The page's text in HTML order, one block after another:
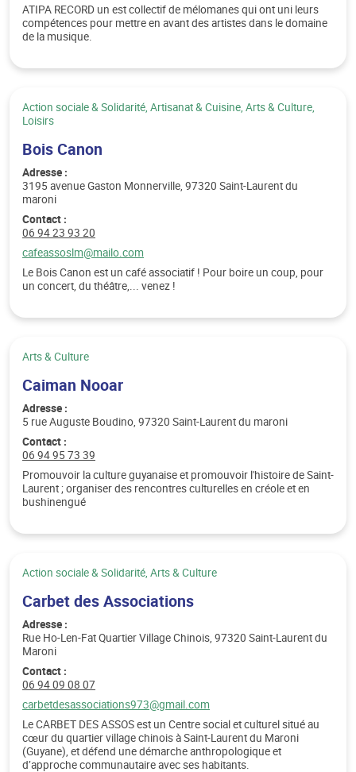
ATIPA RECORD un est collectif de mélomanes qui ont uni leurs
compétences pour mettre en avant des artistes dans le domaine
de la musique.
Catégorie :
Action sociale & Solidarité, Artisanat & Cuisine, Arts & Culture,
Loisirs
Bois Canon
Adresse :
3195 avenue Gaston Monnerville, 97320 Saint-Laurent du
maroni
Contact :
Téléphone :
06 94 23 93 20
Email :
cafeassoslm@mailo.com
Le Bois Canon est un café associatif ! Pour boire un coup, pour
un concert, du théâtre,... venez !
Catégorie :
Arts & Culture
Caiman Nooar
Adresse :
5 rue Auguste Boudino, 97320 Saint-Laurent du maroni
Contact :
Téléphone :
06 94 95 73 39
Promouvoir la culture guyanaise et promouvoir l'histoire de Saint-
Laurent ; organiser des rencontres culturelles en créole et en
bushinengué
Catégorie :
Action sociale & Solidarité, Arts & Culture
Carbet des Associations
Adresse :
Rue Ho-Len-Fat Quartier Village Chinois, 97320 Saint-Laurent du
Maroni
Contact :
Téléphone :
06 94 09 08 07
Email :
carbetdesassociations973@gmail.com
Le CARBET DES ASSOS est un Centre social et culturel situé au
cœur du quartier village chinois à Saint-Laurent du Maroni
(Guyane), et défend une démarche anthropologique et
d’approche communautaire avec ses habitants.